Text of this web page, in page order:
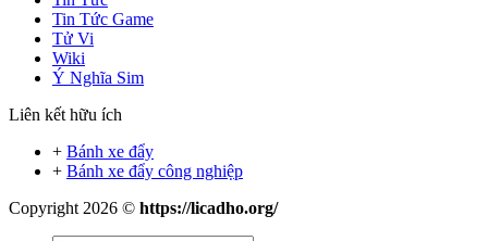
Tin Tức Game
Tử Vi
Wiki
Ý Nghĩa Sim
Liên kết hữu ích
+ Bánh xe đẩy
+ Bánh xe đẩy công nghiệp
Copyright 2026 © https://licadho.org/